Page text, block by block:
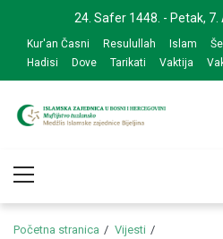
navigation
content
24. Safer 1448. - Petak, 7.
Kur'an Časni Resulullah Islam
Hadisi
Dove Tarikati Vaktija
Menu
Početna stranica
Vijesti